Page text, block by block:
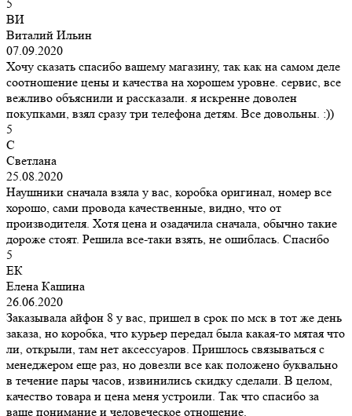
5
ВИ
Виталий Ильин
07.09.2020
Хочу сказать спасибо вашему магазину, так как на самом деле
соотношение цены и качества на хорошем уровне. сервис, все
вежливо объяснили и рассказали. я искренне доволен
покупками, взял сразу три телефона детям. Все довольны. :))
5
С
Светлана
25.08.2020
Наушники сначала взяла у вас, коробка оригинал, номер все
хорошо, сами провода качественные, видно, что от
производителя. Хотя цена и озадачила сначала, обычно такие
дороже стоят. Решила все-таки взять, не ошиблась. Спасибо
5
ЕК
Елена Кашина
26.06.2020
Заказывала айфон 8 у вас, пришел в срок по мск в тот же день
заказа, но коробка, что курьер передал была какая-то мятая что
ли, открыли, там нет аксессуаров. Пришлось связываться с
менеджером еще раз, но довезли все как положено буквально
в течение пары часов, извинились скидку сделали. В целом,
качество товара и цена меня устроили. Так что спасибо за
ваше понимание и человеческое отношение.